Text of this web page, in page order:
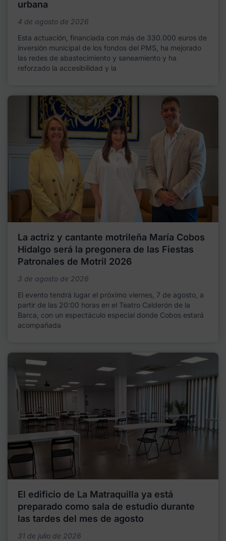
urbana
4 de agosto de 2026
Esta actuación, financiada con más de 330.000 euros de
inversión municipal de los fondos del PMS, ha mejorado
las redes de abastecimiento y saneamiento y ha
reforzado la accesibilidad y la
La actriz y cantante motrileña María Cobos
Hidalgo será la pregonera de las Fiestas
Patronales de Motril 2026
3 de agosto de 2026
El evento tendrá lugar el próximo viernes, 7 de agosto, a
partir de las 20:00 horas en el Teatro Calderón de la
Barca, con un espectáculo especial donde Cobos estará
acompañada
El edificio de La Matraquilla ya está
preparado como sala de estudio durante
las tardes del mes de agosto
31 de julio de 2026